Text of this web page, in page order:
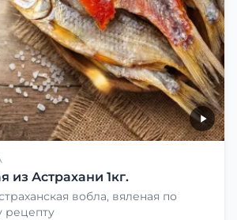
из Астрахани 1кг.
вобла, вяленая по
рецепту